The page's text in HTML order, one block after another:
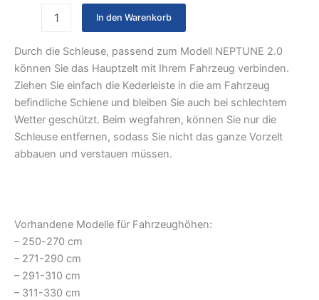
In den Warenkorb
Durch die Schleuse, passend zum Modell NEPTUNE 2.0
können Sie das Hauptzelt mit Ihrem Fahrzeug verbinden.
Ziehen Sie einfach die Kederleiste in die am Fahrzeug
befindliche Schiene und bleiben Sie auch bei schlechtem
Wetter geschützt. Beim wegfahren, können Sie nur die
Schleuse entfernen, sodass Sie nicht das ganze Vorzelt
abbauen und verstauen müssen.
Vorhandene Modelle für Fahrzeughöhen:
– 250-270 cm
– 271-290 cm
– 291-310 cm
– 311-330 cm